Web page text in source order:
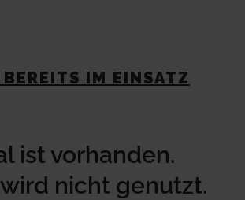
IM EINSATZ
ist vorhanden.
nicht genutzt.